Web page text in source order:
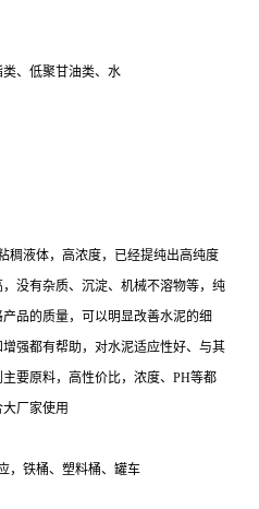
、低聚甘油类、水
稠液体，高浓度，已经提纯出高纯度
没有杂质、沉淀、机械不溶物等，纯
品的质量，可以明显改善水泥的细
强都有帮助，对水泥适应性好、与其
要原料，高性价比，浓度、PH等都
厂家使用
，铁桶、塑料桶、罐车